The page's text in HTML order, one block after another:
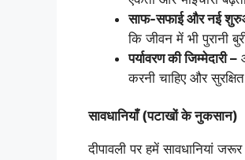
साफ-सफाई और नई
कि जीवन में भी पुरानी
पर्यावरण की जिम्मेदारी –
करनी चाहिए और
सावधानियाँ (पटाखों के नुकसान)
दीपावली पर हमें सावधानियां